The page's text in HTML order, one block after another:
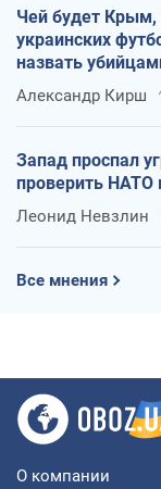
Чей будет Крым,
украинских
назвать
Александр Кирш
Запад проспал
проверить НАТО
Леонид Невзлин
Все мнения
О компании